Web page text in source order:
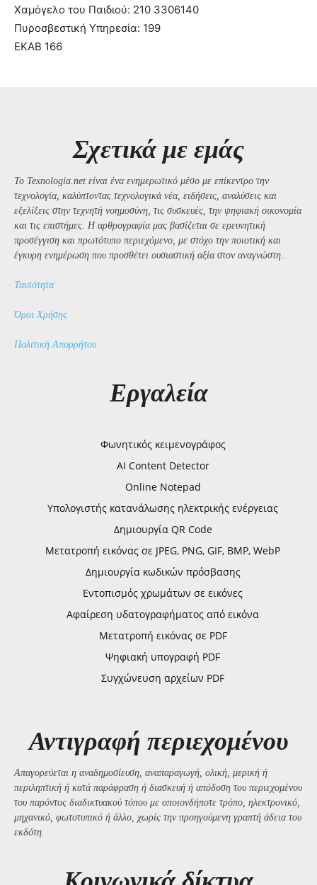
Χαμόγελο του Παιδιού: 210 3306140
Πυροσβεστική Υπηρεσία: 199
ΕΚΑΒ 166
Σχετικά με εμάς
Το Texnologia.net είναι ένα ενημερωτικό μέσο με επίκεντρο την
τεχνολογία, καλύπτοντας τεχνολογικά νέα, ειδήσεις, αναλύσεις και
εξελίξεις στην τεχνητή νοημοσύνη, τις συσκευές, την ψηφιακή οικονομία
και τις επιστήμες. Η αρθρογραφία μας βασίζεται σε ερευνητική
προσέγγιση και πρωτότυπο περιεχόμενο, με στόχο την ποιοτική και
έγκυρη ενημέρωση που προσθέτει ουσιαστική αξία στον αναγνώστη..
Ταυτότητα
Όροι Χρήσης
Πολιτική Απορρήτου
Εργαλεία
Φωνητικός κειμενογράφος
AI Content Detector
Online Notepad
Υπολογιστής κατανάλωσης ηλεκτρικής ενέργειας
Δημιουργία QR Code
Μετατροπή εικόνας σε JPEG, PNG, GIF, BMP, WebP
Δημιουργία κωδικών πρόσβασης
Εντοπισμός χρωμάτων σε εικόνες
Αφαίρεση υδατογραφήματος από εικόνα
Μετατροπή εικόνας σε PDF
Ψηφιακή υπογραφή PDF
Συγχώνευση αρχείων PDF
Αντιγραφή περιεχομένου
Απαγορεύεται η αναδημοσίευση, αναπαραγωγή, ολική, μερική ή
περιληπτική ή κατά παράφραση ή διασκευή ή απόδοση του περιεχομένου
του παρόντος διαδικτυακού τόπου με οποιονδήποτε τρόπο, ηλεκτρονικό,
μηχανικό, φωτοτυπικό ή άλλο, χωρίς την προηγούμενη γραπτή άδεια του
εκδότη.